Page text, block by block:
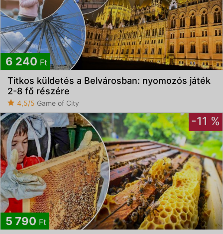
6 240 Ft
Titkos küldetés a Belvárosban: nyomozós játék
2-8 fő részére
4,5/5 Game of City
-11 %
5 790 Ft